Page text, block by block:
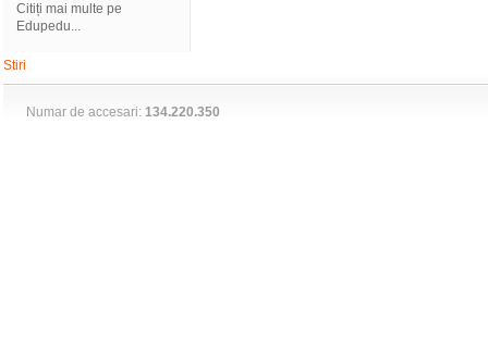
Citiți mai multe pe
Edupedu...
Stiri
Numar de accesari: 134.220.350